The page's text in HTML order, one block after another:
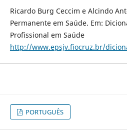
Ricardo Burg Ceccim e Alcindo
Permanente em Saúde. Em:
Profissional em Saúde
http://www.epsjv.fiocruz.br/
PORTUGUÊS